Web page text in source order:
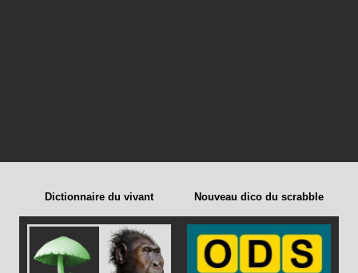
Dictionnaire du vivant Nouveau dico du scrabble